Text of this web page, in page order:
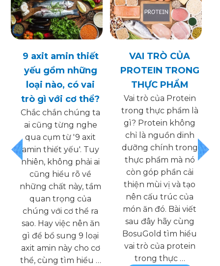
9 axit amin thiết
yếu gồm những
loại nào, có vai
trò gì với cơ thể?
Chắc chắn chúng ta
ai cũng từng nghe
qua cụm từ '9 axit
amin thiết yếu'. Tuy
nhiên, không phải ai
cũng hiểu rõ về
những chất này, tầm
quan trọng của
chúng với cơ thể ra
sao. Hay việc nên ăn
gì để bổ sung 9 loại
axit amin này cho cơ
thể, cùng tìm hiểu …
VAI TRÒ CỦA
PROTEIN TRONG
THỰC PHẨM
Vai trò của Protein
trong thực phẩm là
gì? Protein không
chỉ là nguồn dinh
dưỡng chính trong
thực phẩm mà nó
còn góp phần cải
thiện mùi vị và tạo
nên cấu trúc của
món ăn đó. Bài viết
sau đây hãy cùng
BosuGold tìm hiểu
vai trò của protein
trong thực …